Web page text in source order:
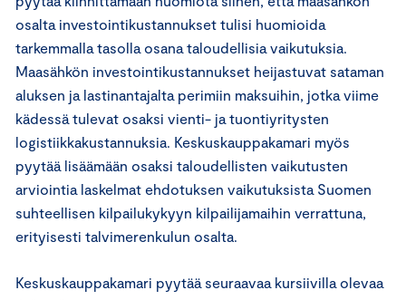
osalta investointikustannukset tulisi huomioida
tarkemmalla tasolla osana taloudellisia vaikutuksia.
Maasähkön investointikustannukset heijastuvat sataman
aluksen ja lastinantajalta perimiin maksuihin, jotka viime
kädessä tulevat osaksi vienti- ja tuontiyritysten
logistiikkakustannuksia. Keskuskauppakamari myös
pyytää lisäämään osaksi taloudellisten vaikutusten
arviointia laskelmat ehdotuksen vaikutuksista Suomen
suhteellisen kilpailukykyyn kilpailijamaihin verrattuna,
erityisesti talvimerenkulun osalta.
Keskuskauppakamari pyytää seuraavaa kursiivilla olevaa